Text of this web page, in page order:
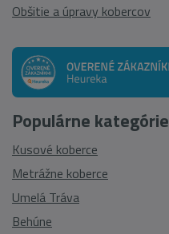
Obšitie a úpravy kobercov
Populárne kategórie
Kusové koberce
Metrážne koberce
Umelá Tráva
Behúne